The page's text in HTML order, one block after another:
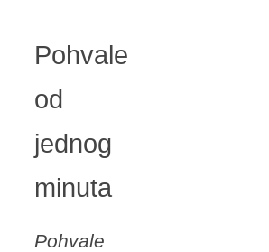
Pohvale
od
jednog
minuta
Pohvale